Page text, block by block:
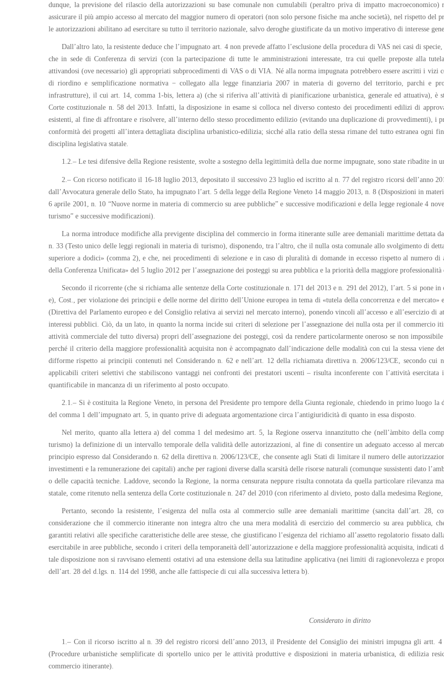
dunque, la previsione del rilascio della autorizzazioni su base comunale non cumulabili (peraltro priva di impatto
assicurare il più ampio accesso al mercato del maggior numero di operatori (non solo persone fisiche ma anche società), nel rispetto del
le autorizzazioni abilitano ad esercitare su tutto il territorio nazionale, salvo deroghe giustificate da un motivo imperativo di interesse
Dall’altro lato, la resistente deduce che l’impugnato art. 4 non prevede affatto l’esclusione della procedura di VAS nei casi di
che in sede di Conferenza di servizi (con la partecipazione di tutte le amministrazioni interessate, tra cui quelle preposte alla
attivandosi (ove necessario) gli appropriati subprocedimenti di VAS o di VIA. Né alla norma impugnata potrebbero essere ascritti i
di riordino e semplificazione normativa − collegato alla legge finanziaria 2007 in materia di governo del territorio, parchi e
infrastrutture), il cui art. 14, comma 1-bis, lettera a) (che si riferiva all’attività di pianificazione urbanistica, generale ed attuativa), è
Corte costituzionale n. 58 del 2013. Infatti, la disposizione in esame si colloca nel diverso contesto dei procedimenti edilizi di
esistenti, al fine di affrontare e risolvere, all’interno dello stesso procedimento edilizio (evitando una duplicazione di provvedimenti), i
conformità dei progetti all’intera dettagliata disciplina urbanistico-edilizia; sicché alla ratio della stessa rimane del tutto estranea ogni
disciplina legislativa statale.
1.2.– Le tesi difensive della Regione resistente, svolte a sostegno della legittimità della due norme impugnate, sono state ribadite in
2.– Con ricorso notificato il 16-18 luglio 2013, depositato il successivo 23 luglio ed iscritto al n. 77 del registro ricorsi dell’anno
dall’Avvocatura generale dello Stato, ha impugnato l’art. 5 della legge della Regione Veneto 14 maggio 2013, n. 8 (Disposizioni in
6 aprile 2001, n. 10 “Nuove norme in materia di commercio su aree pubbliche” e successive modificazioni e della legge regionale 4
turismo” e successive modificazioni).
La norma introduce modifiche alla previgente disciplina del commercio in forma itinerante sulle aree demaniali marittime dettata
n. 33 (Testo unico delle leggi regionali in materia di turismo), disponendo, tra l’altro, che il nulla osta comunale allo svolgimento di
superiore a dodici» (comma 2), e che, nei procedimenti di selezione e in caso di pluralità di domande in eccesso rispetto al numero
della Conferenza Unificata» del 5 luglio 2012 per l’assegnazione dei posteggi su area pubblica e la priorità della maggiore professionalità
Secondo il ricorrente (che si richiama alle sentenze della Corte costituzionale n. 171 del 2013 e n. 291 del 2012), l’art. 5 si pone
e), Cost., per violazione dei principii e delle norme del diritto dell’Unione europea in tema di «tutela della concorrenza e del mercato»
(Direttiva del Parlamento europeo e del Consiglio relativa ai servizi nel mercato interno), ponendo vincoli all’accesso e all’esercizio di
interessi pubblici. Ciò, da un lato, in quanto la norma incide sui criteri di selezione per l’assegnazione dei nulla osta per il commercio
attività commerciale del tutto diversa) propri dell’assegnazione dei posteggi, così da rendere particolarmente oneroso se non
perché il criterio della maggiore professionalità acquisita non è accompagnato dall’indicazione delle modalità con cui la stessa viene
difforme rispetto ai principii contenuti nel Considerando n. 62 e nell’art. 12 della richiamata direttiva n. 2006/123/CE, secondo
applicabili criteri selettivi che stabiliscono vantaggi nei confronti dei prestatori uscenti – risulta inconferente con l’attività
quantificabile in mancanza di un riferimento al posto occupato.
2.1.– Si è costituita la Regione Veneto, in persona del Presidente pro tempore della Giunta regionale, chiedendo in primo luogo
del comma 1 dell’impugnato art. 5, in quanto prive di adeguata argomentazione circa l’antigiuridicità di quanto in essa disposto.
Nel merito, quanto alla lettera a) del comma 1 del medesimo art. 5, la Regione osserva innanzitutto che (nell’àmbito della
turismo) la definizione di un intervallo temporale della validità delle autorizzazioni, al fine di consentire un adeguato accesso al
principio espresso dal Considerando n. 62 della direttiva n. 2006/123/CE, che consente agli Stati di limitare il numero delle
investimenti e la remunerazione dei capitali) anche per ragioni diverse dalla scarsità delle risorse naturali (comunque sussistenti dato
o delle capacità tecniche. Laddove, secondo la Regione, la norma censurata neppure risulta connotata da quella particolare rilevanza
statale, come ritenuto nella sentenza della Corte costituzionale n. 247 del 2010 (con riferimento al divieto, posto dalla medesima
Pertanto, secondo la resistente, l’esigenza del nulla osta al commercio sulle aree demaniali marittime (sancita dall’art.
considerazione che il commercio itinerante non integra altro che una mera modalità di esercizio del commercio su area pubblica,
garantiti relativi alle specifiche caratteristiche delle aree stesse, che giustificano l’esigenza del richiamo all’assetto regolatorio fissato
esercitabile in aree pubbliche, secondo i criteri della temporaneità dell’autorizzazione e della maggiore professionalità acquisita,
tale disposizione non si ravvisano elementi ostativi ad una estensione della sua latitudine applicativa (nei limiti di ragionevolezza e
dell’art. 28 del d.lgs. n. 114 del 1998, anche alle fattispecie di cui alla successiva lettera b).
Considerato in diritto
1.– Con il ricorso iscritto al n. 39 del registro ricorsi dell’anno 2013, il Presidente del Consiglio dei ministri impugna gli artt. 4
(Procedure urbanistiche semplificate di sportello unico per le attività produttive e disposizioni in materia urbanistica, di edilizia
commercio itinerante).